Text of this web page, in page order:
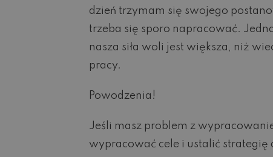
dzień trzymam się swojego
trzeba się sporo napracować.
nasza siła woli jest większa, niż
pracy.
Powodzenia!
Jeśli masz problem z
wypracować cele i ustalić strategię